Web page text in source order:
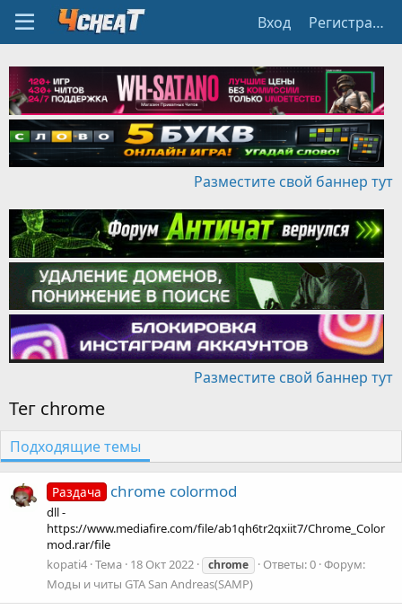
Вход Регистрация
Разместите свой баннер тут
Разместите свой баннер тут
Тег chrome
Подходящие темы
Раздача chrome colormod
dll -
https://www.mediafire.com/file/ab1qh6tr2qxiit7/Chrome_Color
mod.rar/file
kopati4 Тема 18 Окт 2022 chrome Ответы: 0 Форум:
Моды и читы GTA San Andreas(SAMP)